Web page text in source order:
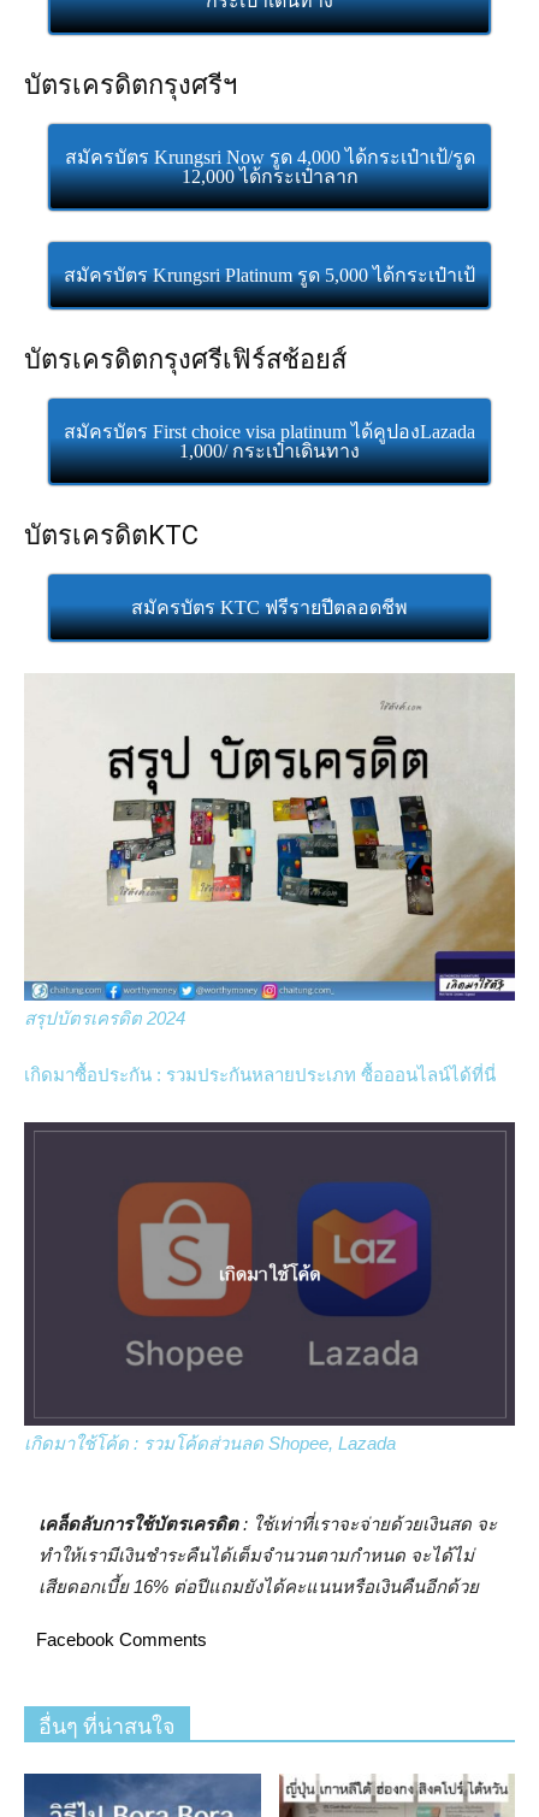
บัตรเครดิตกรุงศรีฯ
สมัครบัตร Krungsri Now รูด 4,000 ได้กระเป๋าเป้/รูด
12,000 ได้กระเป๋าลาก
สมัครบัตร Krungsri Platinum รูด 5,000 ได้กระเป๋าเป้
บัตรเครดิตกรุงศรีเฟิร์สช้อยส์
สมัครบัตร First choice visa platinum ได้คูปองLazada
1,000/ กระเป๋าเดินทาง
บัตรเครดิตKTC
สมัครบัตร KTC ฟรีรายปีตลอดชีพ
สรุปบัตรเครดิต 2024
เกิดมาซื้อประกัน : รวมประกันหลายประเภท ซื้อออนไลน์ได้ที่นี่
เกิดมาใช้โค้ด : รวมโค้ดส่วนลด Shopee, Lazada
เคล็ดลับการใช้บัตรเครดิต: ใช้เท่าที่เราจะจ่ายด้วยเงินสด จะ
ทำให้เรามีเงินชำระคืนได้เต็มจำนวนตามกำหนด จะได้ไม่
เสียดอกเบี้ย 16% ต่อปีแถมยังได้คะแนนหรือเงินคืนอีกด้วย
Facebook Comments
อื่นๆ ที่น่าสนใจ